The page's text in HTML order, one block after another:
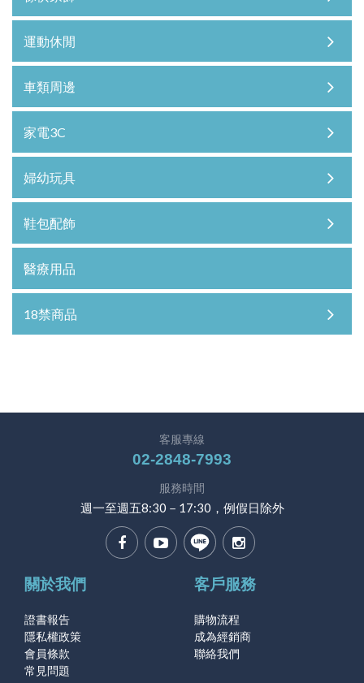
運動休閒
車類周邊
家電3C
婦幼玩具
鞋包配飾
醫療用品
18禁商品
客服專線
02-2848-7993
服務時間
週一至週五8:30－17:30，例假日除外
關於我們
證書報告
隱私權政策
會員條款
常見問題
客戶服務
購物流程
成為經銷商
聯絡我們